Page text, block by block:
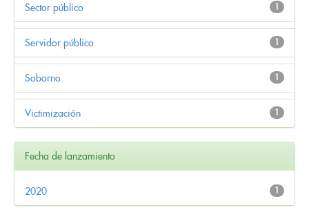
1
Sector público
1
Servidor público
1
Soborno
1
Victimización
Fecha de lanzamiento
1
2020